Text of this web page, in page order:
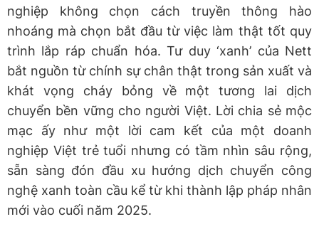
nghiệp không chọn cách truyền thông hào
nhoáng mà chọn bắt đầu từ việc làm thật tốt quy
trình lắp ráp chuẩn hóa. Tư duy ‘xanh’ của Nett
bắt nguồn từ chính sự chân thật trong sản xuất và
khát vọng cháy bỏng về một tương lai dịch
chuyển bền vững cho người Việt. Lời chia sẻ mộc
mạc ấy như một lời cam kết của một doanh
nghiệp Việt trẻ tuổi nhưng có tầm nhìn sâu rộng,
sẵn sàng đón đầu xu hướng dịch chuyển công
nghệ xanh toàn cầu kể từ khi thành lập pháp nhân
mới vào cuối năm 2025.